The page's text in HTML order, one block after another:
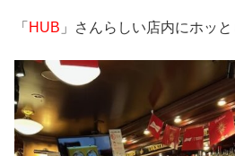
「 HUB 」さんらしい店内にホッ